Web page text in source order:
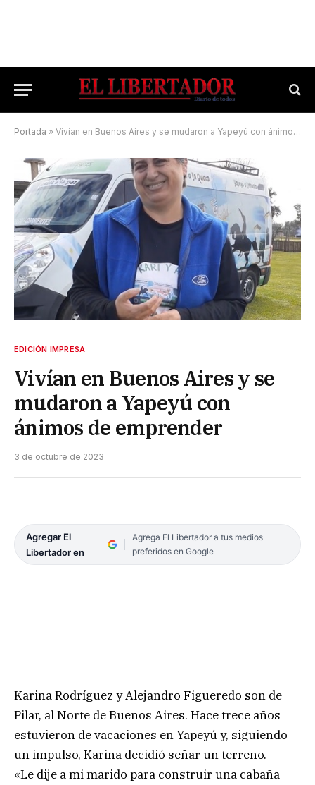
Portada » Vivían en Buenos Aires y se mudaron a Yapeyú con ánimos de emprender
EDICIÓN IMPRESA
Vivían en Buenos Aires y se
mudaron a Yapeyú con
ánimos de emprender
3 de octubre de 2023
Agregar El
Libertador en
Agrega El Libertador a tus medios
preferidos en Google
Karina Rodríguez y Alejandro Figueredo son de
Pilar, al Norte de Buenos Aires. Hace trece años
estuvieron de vacaciones en Yapeyú y, siguiendo
un impulso, Karina decidió señar un terreno.
«Le dije a mi marido para construir una cabaña